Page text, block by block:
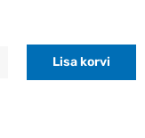
Lisa korvi